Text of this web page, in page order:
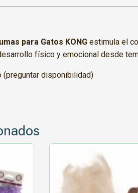
para Gatos KONG estimula el
físico y emocional desde
(preguntar disponibilidad)